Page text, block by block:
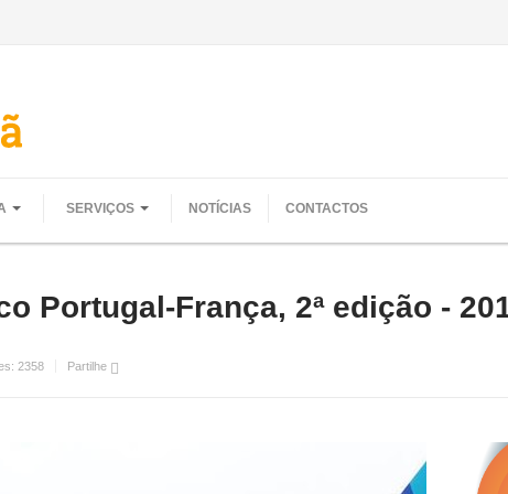
SERVIÇOS NOTÍCIAS CONTACTOS
Portugal-França, 2ª edição -
2358 Partilhe